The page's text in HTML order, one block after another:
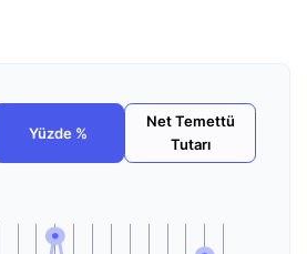
Yüzde %
Net Temettü
Tutarı